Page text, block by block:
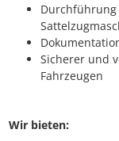
Sicherer und
Fahrzeugen
Wir bieten: